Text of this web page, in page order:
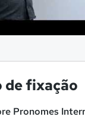
de fixação
Pronomes